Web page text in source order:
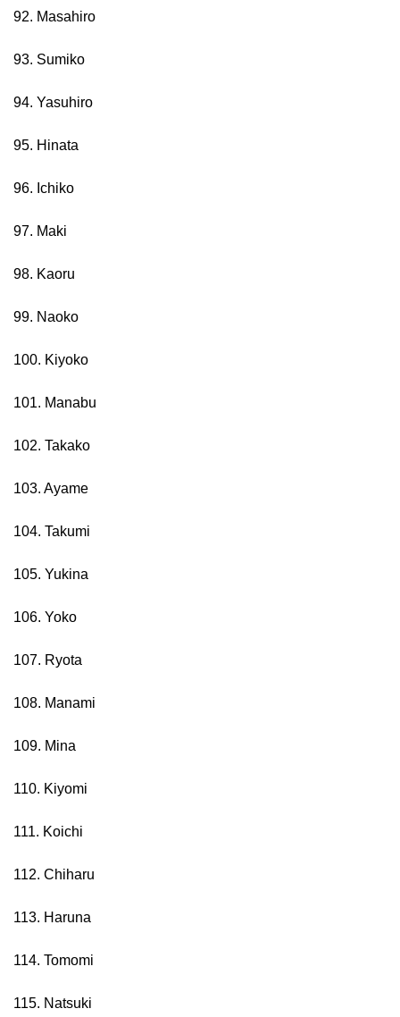
92. Masahiro
93. Sumiko
94. Yasuhiro
95. Hinata
96. Ichiko
97. Maki
98. Kaoru
99. Naoko
100. Kiyoko
101. Manabu
102. Takako
103. Ayame
104. Takumi
105. Yukina
106. Yoko
107. Ryota
108. Manami
109. Mina
110. Kiyomi
111. Koichi
112. Chiharu
113. Haruna
114. Tomomi
115. Natsuki